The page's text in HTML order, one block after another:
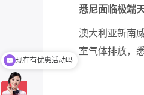
悉尼面临极端
澳大利亚新南
室气体排放，
现在有优惠活动吗